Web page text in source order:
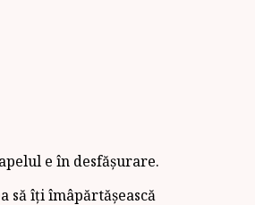
e în desfășurare.
să îți îmâpărtășească